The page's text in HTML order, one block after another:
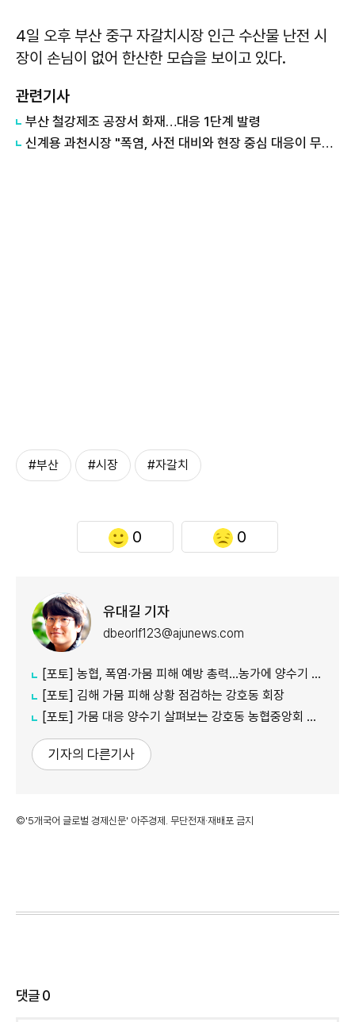
4일 오후 부산 중구 자갈치시장 인근 수산물 난전 시
장이 손님이 없어 한산한 모습을 보이고 있다.
관련기사
부산 철강제조 공장서 화재…대응 1단계 발령
신계용 과천시장 "폭염, 사전 대비와 현장 중심 대응이 무엇보다 중요"
#부산 #시장 #자갈치
0 0
유대길 기자
dbeorlf123@ajunews.com
[포토] 농협, 폭염·가뭄 피해 예방 총력…농가에 양수기 지원
[포토] 김해 가뭄 피해 상황 점검하는 강호동 회장
[포토] 가뭄 대응 양수기 살펴보는 강호동 농협중앙회 회장
기자의 다른기사
©'5개국어 글로벌 경제신문' 아주경제. 무단전재·재배포 금지
댓글0